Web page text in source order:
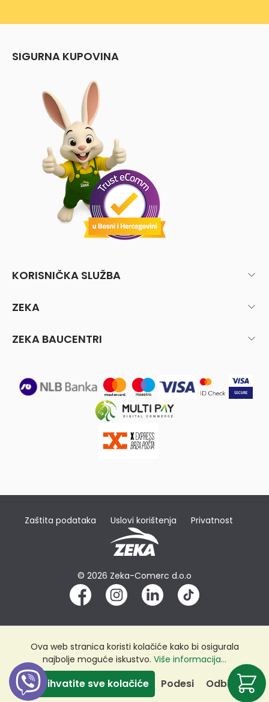
SIGURNA KUPOVINA
KORISNIČKA SLUŽBA
ZEKA
ZEKA BAUCENTRI
Zaštita podataka Uslovi korištenja Privatnost
© 2026 Zeka-Comerc d.o.o
Ova web stranica koristi kolačiće kako bi osigurala
najbolje moguće iskustvo. Više informacija...
Odbij
Podesi
Prihvatite sve kolačiće